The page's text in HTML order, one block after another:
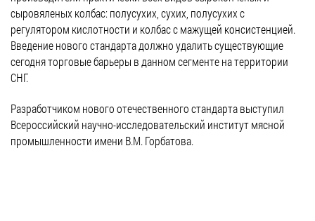
сыровяленых колбас: полусухих, сухих, полусухих с
регулятором кислотности и колбас с мажущей консистенцией.
Введение нового стандарта должно удалить существующие
сегодня торговые барьеры в данном сегменте на территории
СНГ.
Разработчиком нового отечественного стандарта выступил
Всероссийский научно-исследовательский институт мясной
промышленности имени В.М. Горбатова.